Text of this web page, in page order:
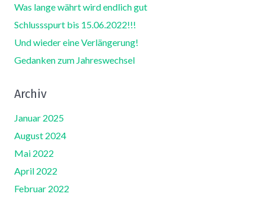
Was lange währt wird endlich gut
Schlussspurt bis 15.06.2022!!!
Und wieder eine Verlängerung!
Gedanken zum Jahreswechsel
Archiv
Januar 2025
August 2024
Mai 2022
April 2022
Februar 2022